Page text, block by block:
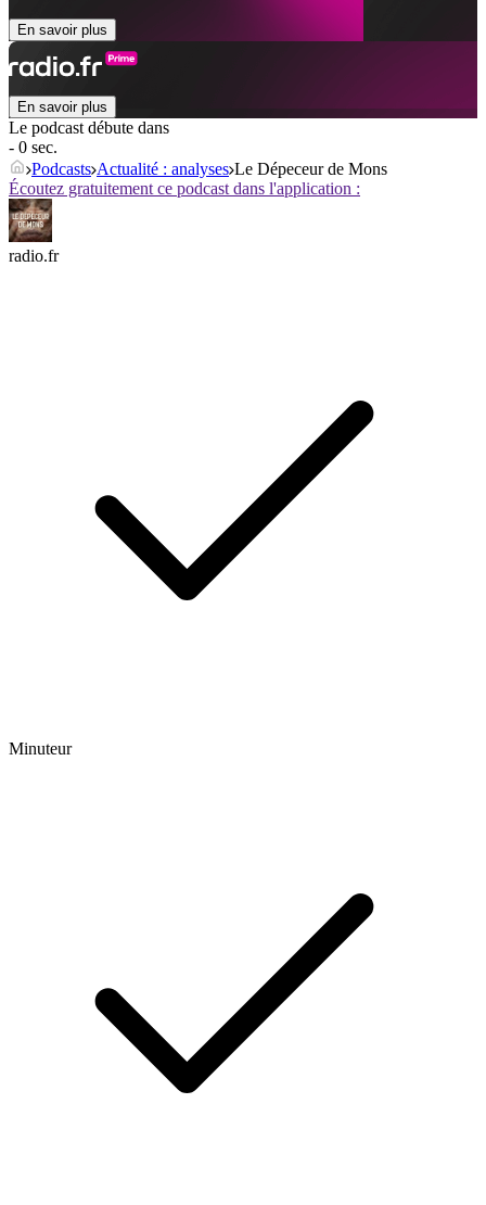
En savoir plus
En savoir plus
Le podcast débute dans
- 0 sec.
Podcasts Actualité : analyses Le Dépeceur de Mons
Écoutez gratuitement ce podcast dans l'application :
radio.fr
Minuteur